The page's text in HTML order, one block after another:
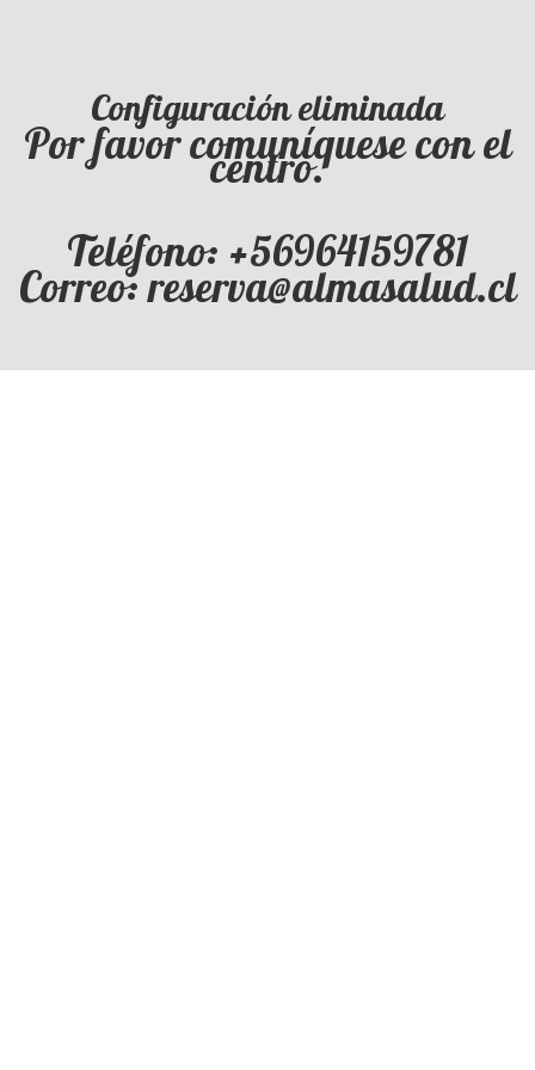
Configuración eliminada
Por favor comuníquese con el
centro.
Teléfono: +56964159781
Correo: reserva@almasalud.cl